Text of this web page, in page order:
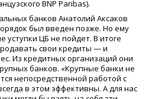
BNP Paribas).
банков Анатолий Аксаков
был введен позже. Но ему
уступки ЦБ не пойдет. В итоге
свои кредиты — и
Из кредитных организаций они
банков. «Крупные банки не
непосредственной работой с
в этом эффективны. А для нас